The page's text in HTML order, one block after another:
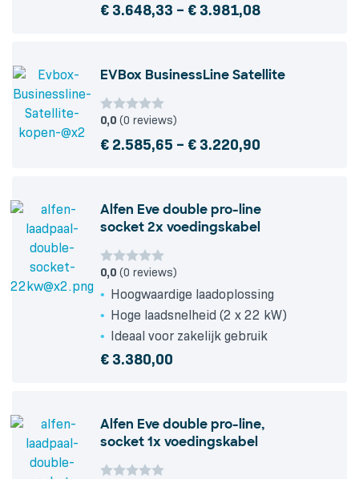
€ 3.648,33 – € 3.981,08Price
through
EVBox BusinessLine Satellite
0,0 (0 reviews)
€ 2.585,65 – € 3.220,90
through
Alfen Eve double pro-line
socket 2x voedingskabel
0,0 (0 reviews)
Hoogwaardige laadoplossing
Hoge laadsnelheid (2 x 22 kW)
Ideaal voor zakelijk gebruik
€ 3.380,00
Alfen Eve double pro-line,
socket 1x voedingskabel